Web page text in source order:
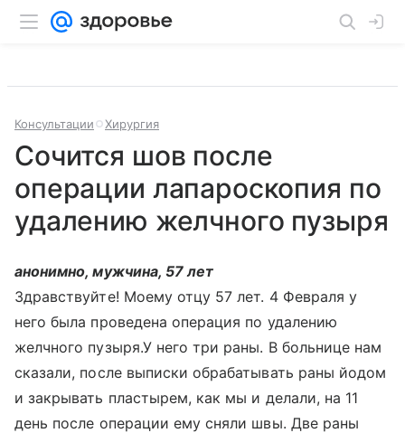
Консультации Хирургия
Сочится шов после
операции лапароскопия по
удалению желчного пузыря
анонимно, мужчина, 57 лет
Здравствуйте! Моему отцу 57 лет. 4 Февраля у
него была проведена операция по удалению
желчного пузыря.У него три раны. В больнице нам
сказали, после выписки обрабатывать раны йодом
и закрывать пластырем, как мы и делали, на 11
день после операции ему сняли швы. Две раны